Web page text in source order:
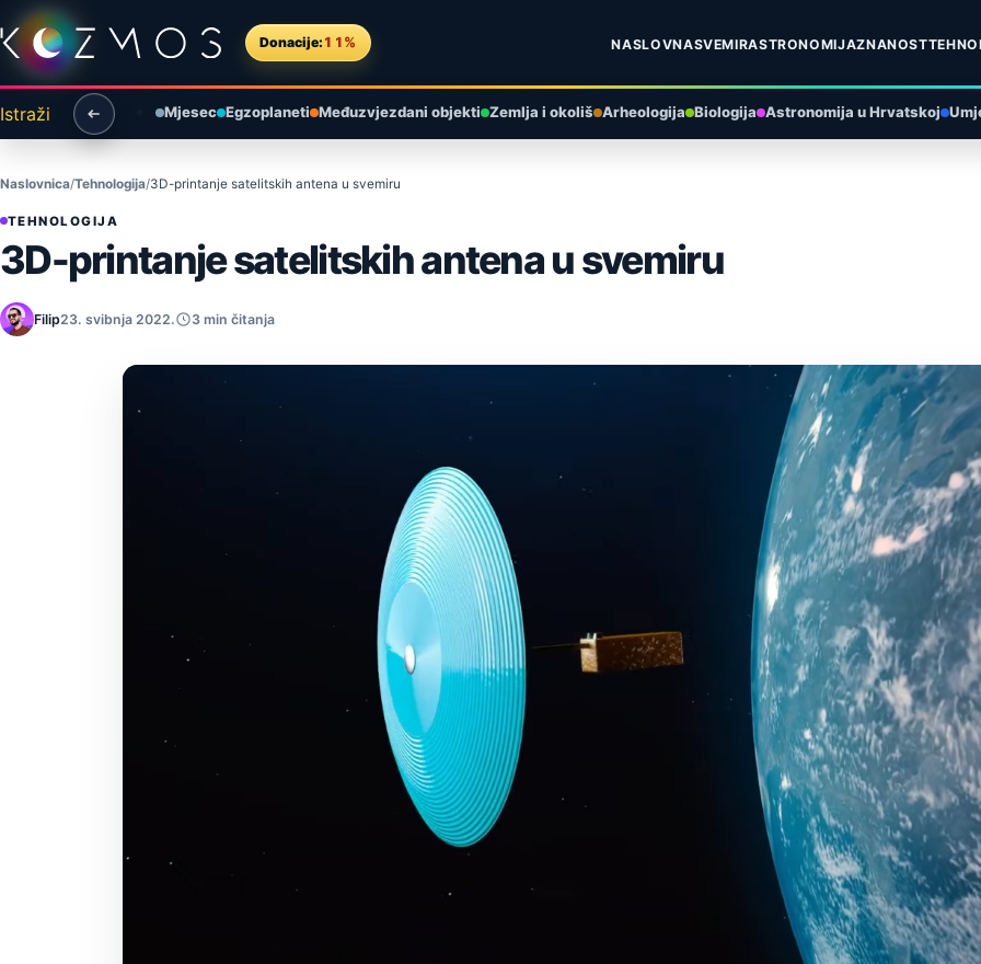
Preskoči na sadržaj
Donacije: 11% NASLOVNASVEMIRASTRONOMIJAZNANOST
Istraži Mjesec Egzoplaneti Međuzvjezdani objekti Zemlja i okoliš Arheologija Biologija Astronomija u Hrvatskoj
Naslovnica Tehnologija 3D-printanje satelitskih antena u svemiru
TEHNOLOGIJA
3D-printanje satelitskih antena u svemiru
Filip23. svibnja 2022. 3 min čitanja